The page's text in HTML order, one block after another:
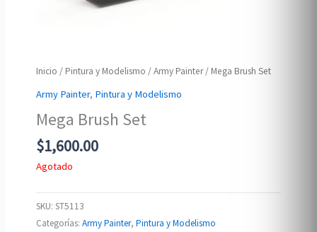
Inicio / Pintura y Modelismo /Army Painter/ Mega Brush Set
Army Painter, Pintura y Modelismo
Mega Brush Set
$1,600.00
Agotado
SKU:ST5113
Categorías:Army Painter,Pintura y Modelismo